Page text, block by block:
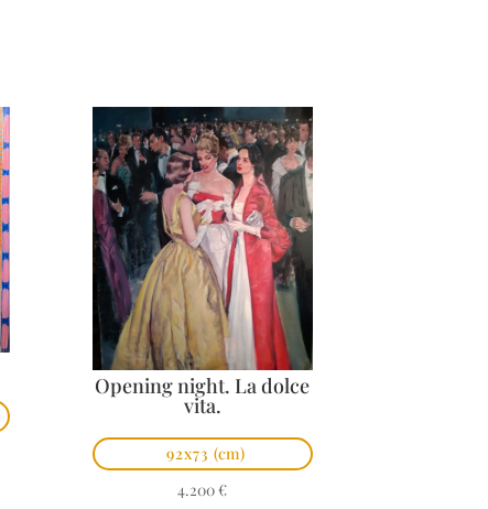
Opening night. La dolce
vita.
92x73 (cm)
4.200 €